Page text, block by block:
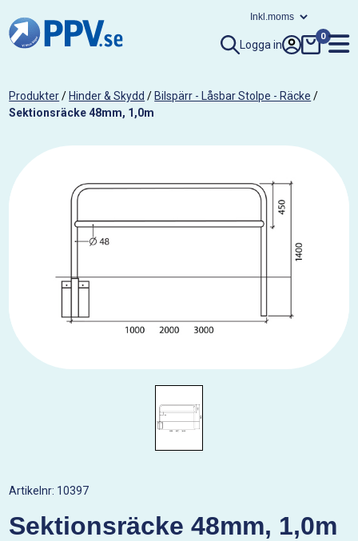
Logga in
0
Produkter/ Hinder & Skydd / Bilspärr - Låsbar Stolpe - Räcke /
Sektionsräcke 48mm, 1,0m
Artikelnr: 10397
Sektionsräcke 48mm, 1,0m